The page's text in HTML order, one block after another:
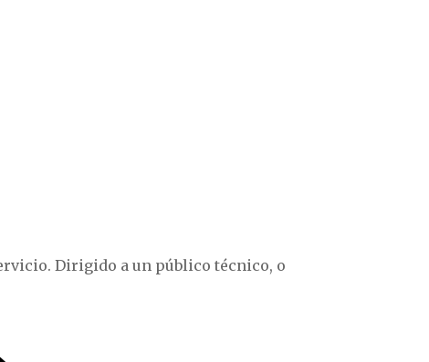
Dirigido a un público técnico, o